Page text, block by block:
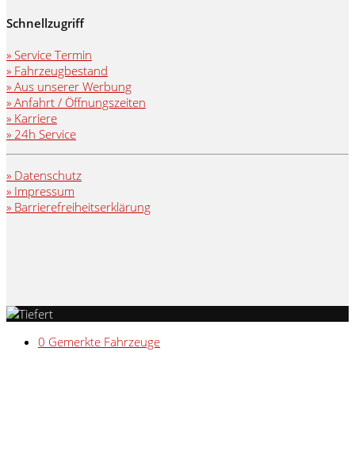
Schnellzugriff
» Service Termin
» Fahrzeugbestand
» Aus unserer Werbung
» Anfahrt / Öffnungszeiten
» Karriere
» 24h Service
» Datenschutz
» Impressum
» Barrierefreiheitserklärung
0 Gemerkte Fahrzeuge